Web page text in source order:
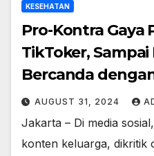
KESEHATAN
Pro-Kontra Gaya
TikToker,
Bercanda
AUGUST 31, 2024
Jakarta – Di media
konten keluarga, dikritik